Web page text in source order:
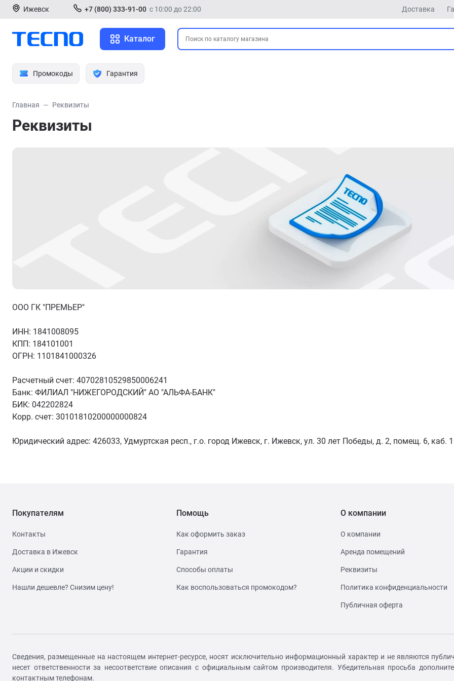
Ижевск +7 (800) 333-91-00 с 10:00 до 22:00 Доставка
Каталог
Промокоды Гарантия
Главная Реквизиты
Реквизиты
ООО ГК "ПРЕМЬЕР"
ИНН: 1841008095
КПП: 184101001
ОГРН: 1101841000326
Расчетный счет: 40702810529850006241
Банк: ФИЛИАЛ "НИЖЕГОРОДСКИЙ" АО "АЛЬФА-БАНК"
БИК: 042202824
Корр. счет: 30101810200000000824
Юридический адрес: 426033, Удмуртская респ., г.о. город Ижевск, г. Ижевск, ул. 30 лет Победы, д. 2, помещ. 6, каб.
Покупателям
Контакты
Доставка в Ижевск
Акции и скидки
Нашли дешевле? Снизим цену!
Помощь
Как оформить заказ
Гарантия
Способы оплаты
Как воспользоваться промокодом?
О компании
О компании
Аренда помещений
Реквизиты
Политика конфиденциальности
Публичная оферта
Сведения, размещенные на настоящем интернет-ресурсе, носят исключительно информационный характер и не являются
несет ответственности за несоответствие описания с официальным сайтом производителя. Убедительная просьба
контактным телефонам.